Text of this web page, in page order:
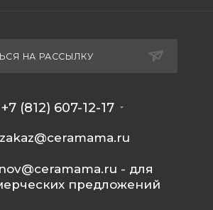
НА РАССЫЛКУ
+7 (812) 607-12-17
zakaz@ceramama.ru
- для
предложений